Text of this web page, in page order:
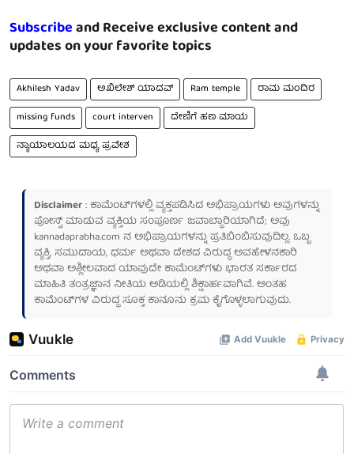
Subscribeand Receive exclusive content and
updates on your favorite topics
Akhilesh Yadav ಅಖಿಲೇಶ್ ಯಾದವ್ Ram temple
ರಾಮ ಮಂದಿರ
missing funds
court interven
ದೇಣಿಗೆ ಹಣ ಮಾಯ
ನ್ಯಾಯಾಲಯದ ಮಧ್ಯ ಪ್ರವೇಶ
Disclaimer: ಕಾಮೆಂಟ್‌ಗಳಲ್ಲಿ ವ್ಯಕ್ತಪಡಿಸಿದ ಅಭಿಪ್ರಾಯಗಳು ಅವುಗಳನ್ನು
ಪೋಸ್ಟ್ ಮಾಡುವ ವ್ಯಕ್ತಿಯ ಸಂಪೂರ್ಣ ಜವಾಬ್ದಾರಿಯಾಗಿದೆ; ಅವು
kannadaprabha.com ನ ಅಭಿಪ್ರಾಯಗಳನ್ನು ಪ್ರತಿಬಿಂಬಿಸುವುದಿಲ್ಲ. ಒಬ್ಬ
ವ್ಯಕ್ತಿ, ಸಮುದಾಯ, ಧರ್ಮ ಅಥವಾ ದೇಶದ ವಿರುದ್ಧ ಅವಹೇಳನಕಾರಿ
ಅಥವಾ ಅಶ್ಲೀಲವಾದ ಯಾವುದೇ ಕಾಮೆಂಟ್‌ಗಳು ಭಾರತ ಸರ್ಕಾರದ
ಮಾಹಿತಿ ತಂತ್ರಜ್ಞಾನ ನೀತಿಯ ಅಡಿಯಲ್ಲಿ ಶಿಕ್ಷಾರ್ಹವಾಗಿವೆ. ಅಂತಹ
ಕಾಮೆಂಟ್‌ಗಳ ವಿರುದ್ಧ ಸೂಕ್ತ ಕಾನೂನು ಕ್ರಮ ಕೈಗೊಳ್ಳಲಾಗುವುದು.